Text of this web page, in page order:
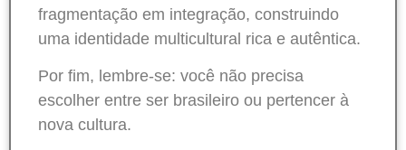
fragmentação em integração, construindo
uma identidade multicultural rica e autêntica.
Por fim, lembre-se: você não precisa
escolher entre ser brasileiro ou pertencer à
nova cultura.